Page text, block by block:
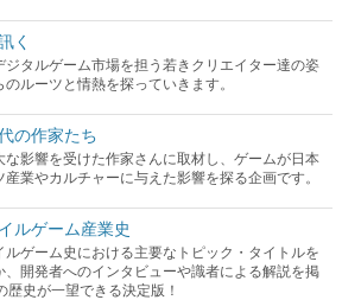
く
ジタルゲーム市場を担う若きクリエイター達の姿
ルーツと情熱を探っていきます。
の作家たち
な影響を受けた作家さんに取材し、ゲームが日本
業やカルチャーに与えた影響を探る企画です。
ルゲーム産業史
ルゲーム史における主要なトピック・タイトルを
、開発者へのインタビューや識者による解説を掲
歴史が一望できる決定版！